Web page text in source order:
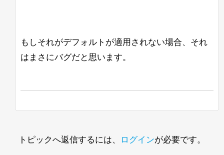
もしそれがデフォルトが適用されない場合、それ
はまさにバグだと思います。
トピックへ返信するには、 ログインが必要です。